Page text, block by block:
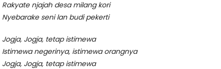
Rakyate njajah desa milang kori
Nyebarake seni lan budi pekerti
Jogja, Jogja, tetap istimewa
Istimewa negerinya, istimewa orangnya
Jogja, Jogja, tetap istimewa